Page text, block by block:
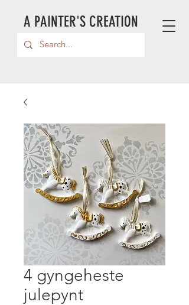
A PAINTER'S CREATION
4 gyngeheste
julepynt